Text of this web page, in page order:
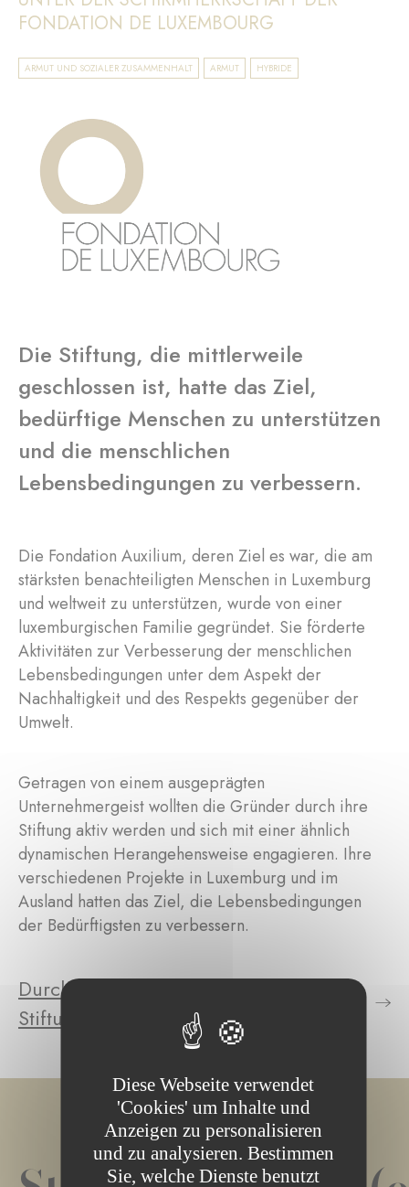
FONDATION DE LUXEMBOURG
ARMUT UND SOZIALER ZUSAMMENHALT ARMUT HYBRIDE
Die Stiftung, die mittlerweile
geschlossen ist, hatte das Ziel,
bedürftige Menschen zu unterstützen
und die menschlichen
Lebensbedingungen zu verbessern.
Die Fondation Auxilium, deren Ziel es war, die am
stärksten benachteiligten Menschen in Luxemburg
und weltweit zu unterstützen, wurde von einer
luxemburgischen Familie gegründet. Sie förderte
Aktivitäten zur Verbesserung der menschlichen
Lebensbedingungen unter dem Aspekt der
Nachhaltigkeit und des Respekts gegenüber der
Umwelt.
Getragen von einem ausgeprägten
Unternehmergeist wollten die Gründer durch ihre
Stiftung aktiv werden und sich mit einer ähnlich
dynamischen Herangehensweise engagieren. Ihre
verschiedenen Projekte in Luxemburg und im
Ausland hatten das Ziel, die Lebensbedingungen
der Bedürftigsten zu verbessern.
Durchsuchen Sie die Projekte der
Stiftung
Diese Webseite verwendet
'Cookies' um Inhalte und
Anzeigen zu personalisieren
und zu analysieren. Bestimmen
Sie, welche Dienste benutzt